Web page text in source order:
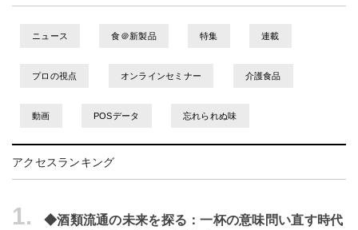
ニュース 食＠新製品 特集 連載
プロの視点 オンラインセミナー 介護食品
動画 POSデータ 忘れられぬ味
アクセスランキング
1.
◆酒類流通の未来を探る：一杯の意味問い直す時代